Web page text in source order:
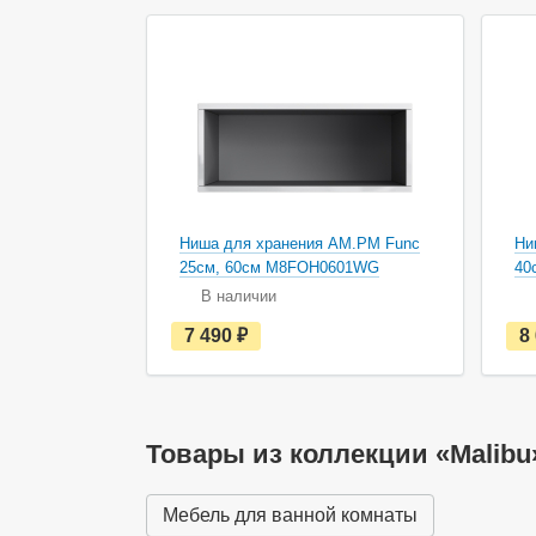
Ниша для хранения AM.PM Func
25см, 60см M8FOH0601WG
В наличии
е
с
а
л
ч
и
7 490 8
Товары из коллекции
Мебель для ванной комнаты